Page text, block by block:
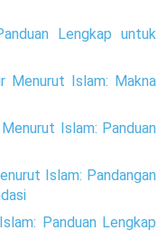
Lengkap untuk
Menurut Islam: Makna
Islam: Panduan
Islam: Pandangan
Panduan Lengkap